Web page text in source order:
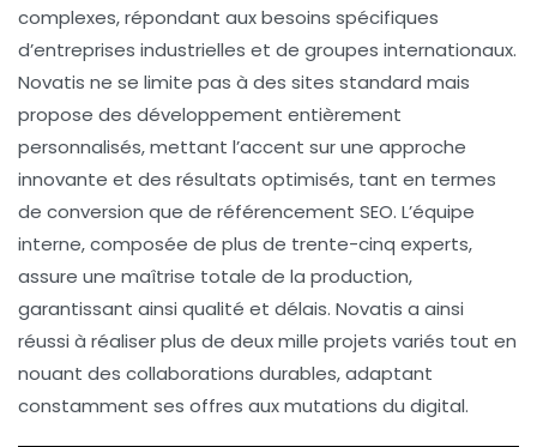
complexes, répondant aux besoins spécifiques
d’entreprises industrielles et de groupes internationaux.
Novatis ne se limite pas à des sites standard mais
propose des développement entièrement
personnalisés, mettant l’accent sur une approche
innovante et des résultats optimisés, tant en termes
de conversion que de référencement SEO. L’équipe
interne, composée de plus de trente-cinq experts,
assure une maîtrise totale de la production,
garantissant ainsi qualité et délais. Novatis a ainsi
réussi à réaliser plus de deux mille projets variés tout en
nouant des collaborations durables, adaptant
constamment ses offres auxmutations du digital.